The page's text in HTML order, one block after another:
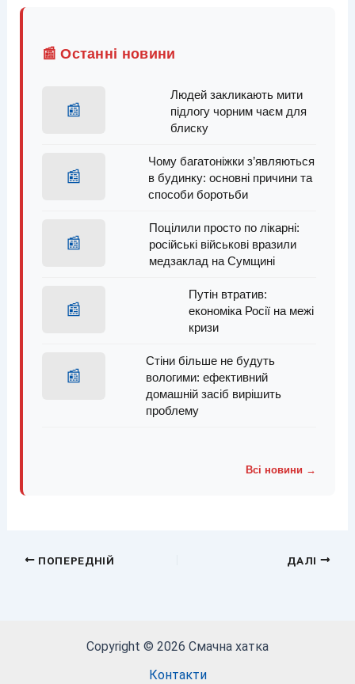
📰 Останні новини
📰
Людей закликають мити
підлогу чорним чаєм для
блиску
📰
Чому багатоніжки з’являються
в будинку: основні причини та
способи боротьби
📰
Поцілили просто по лікарні:
російські військові вразили
медзаклад на Сумщині
📰
Путін втратив:
економіка Росії на межі
кризи
📰
Стіни більше не будуть
вологими: ефективний
домашній засіб вирішить
проблему
Всі новини →
ПОПЕРЕДНІЙ ДАЛІ
Copyright © 2026 Смачна хатка
Контакти